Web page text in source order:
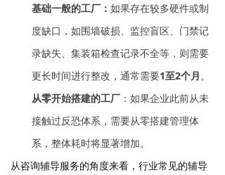
基础一般的工厂 ： 如果存在较多硬件或制
度缺口，如围墙破损、监控盲区、门禁记
录缺失、集装箱检查记录不全等，则需要
更长时间进行整改，通常需要1至2个月。
从零开始搭建的工厂 ：如果企业此前从未
接触过反恐体系，需要从零搭建管理体
系，整体耗时将显著增加。
从咨询辅导服务的角度来看，行业常见的辅导